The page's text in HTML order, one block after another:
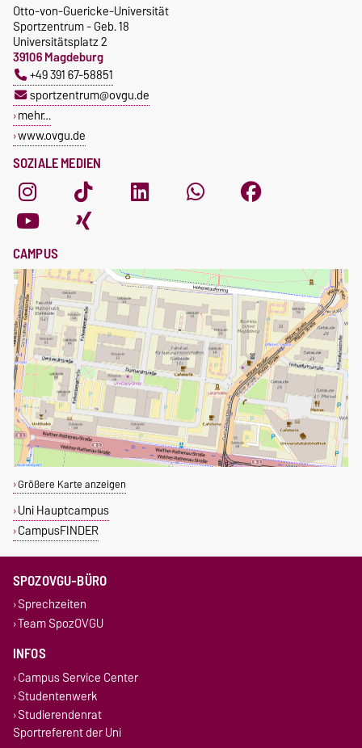
SOZIALE MEDIEN
Otto-von-Guericke-Universität
Sportzentrum - Geb. 18
Universitätsplatz 2
39106 Magdeburg
+49 391 67-58851
sportzentrum@ovgu.de
mehr…
www.ovgu.de
CAMPUS
Größere Karte anzeigen
Uni Hauptcampus
CampusFINDER
SPOZOVGU-BÜRO
Sprechzeiten
Team SpozOVGU
INFOS
Campus Service Center
Studentenwerk
Studierendenrat
Sportreferent der Uni